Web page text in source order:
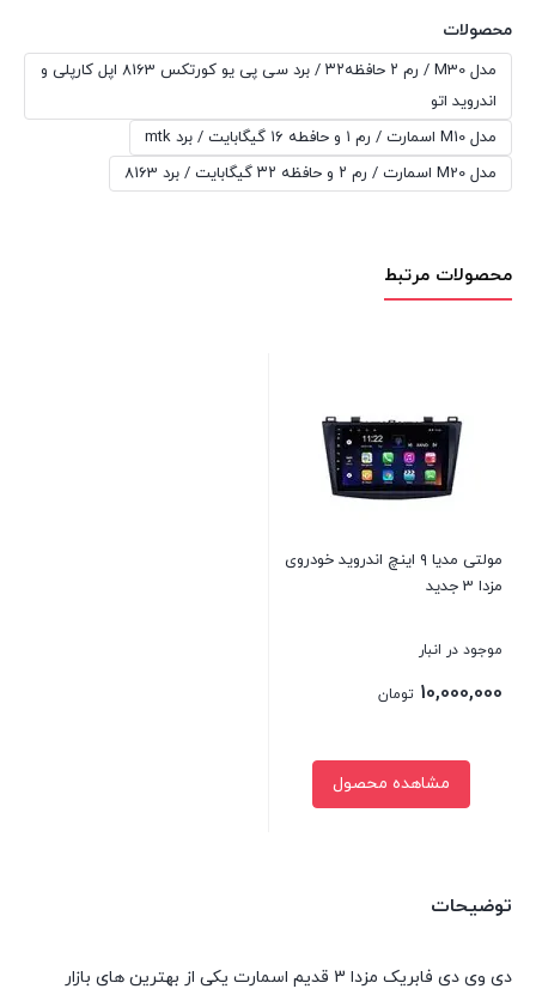
محصولات
مدل M30 / رم ۲ حافظه۳۲ / برد سی پی یو کورتکس 8163 اپل کارپلی و
اندروید اتو
مدل M10 اسمارت / رم ۱ و حافطه ۱۶ گیگابایت / برد mtk
مدل M20 اسمارت / رم ۲ و حافظه ۳۲ گیگابایت / برد 8163
محصولات مرتبط
مولتی مدیا ۹ اینچ اندروید خودروی
مزدا 3 جدید
موجود در انبار
10,000,000 تومان
مشاهده محصول
توضیحات
دی وی دی فابریک مزدا 3 قدیم اسمارت یکی از بهترین های بازار